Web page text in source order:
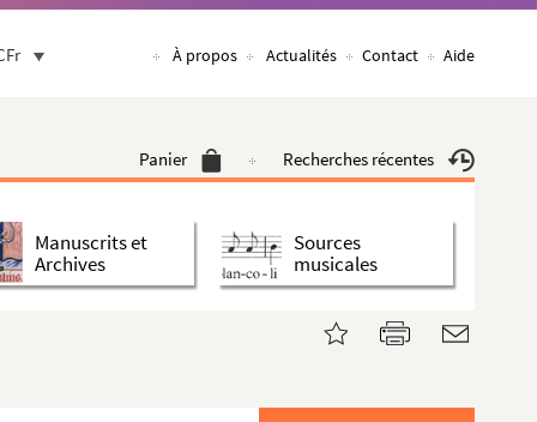
À propos Actualités Contact Aide
Panier Recherches récentes
Manuscrits et
Archives
Sources
musicales